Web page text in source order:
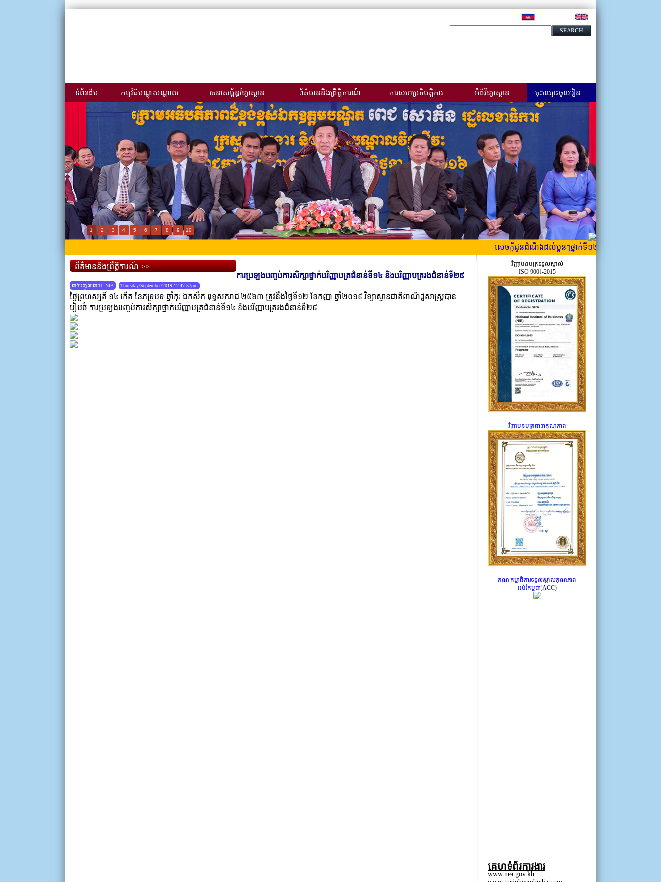
ទំព័រដើម កម្មវិធីបណ្ដុះបណ្ដាល រចនាសម្ព័ន្ធវិទ្យាស្ថាន ព័ត៌មាននិងព្រឹត្តិការណ៍ ការសហប្រតិបត្តិការ អំពីវិទ្យាស្ថាន ចុះឈ្មោះចូលរៀន
1 2 3 4 5 6 7 8 9 10
សេចក្កីជូនដំណឹងដល់ប្អូនៗថ្នាក់ទី១២ ដែលទើបប្រឡង ឱ្យបានជ្រ
ព័ត៌មាននិងព្រឹត្តិការណ៍ >>
ការប្រឡងបញ្ចប់ការសិក្សាថ្នាក់បរិញ្ញាបត្រជំនាន់ទី១៤ និងបរិញ្ញាបត្ររងជំនាន់ទី២៩
ដាក់បញ្ចូលដោយ: NIB Thursday/September/2019 12:47:57pm
ថ្ងៃព្រហស្បតិ៍ ១៤ កើត ខែភទ្របទ ឆ្នាំកុរ ឯកស័ក ពុទ្ធសករាជ ២៥៦៣ ត្រូវនឹងថ្ងៃទី១២ ខែកញ្ញា ឆ្នាំ២០១៩ វិទ្យាស្ថានជាតិពាណិជ្ជសាស្រ្តបាន
រៀបចំ ការប្រឡងបញ្ចប់ការសិក្សាថ្នាក់បរិញ្ញាបត្រជំនាន់ទី១៤ និងបរិញ្ញាបត្ររងជំនាន់ទី២៩
វិញ្ញាបនបត្រទទួលស្គាល់
ISO 9001-2015
វិញ្ញាបនបត្រធានាគុណភាព
គណៈកម្មាធិការទទួលស្គាល់គុណភាព
អប់រំកម្ពុជា(ACC)
គេហទំព័រការងារ
www.nea.gov.kh